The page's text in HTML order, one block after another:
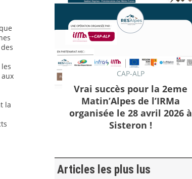
la
CAP-ALP
Vrai succès pour la 2eme
Matin’Alpes de l’IRMa
organisée le 28 avril 2026 à
Sisteron !
Articles les plus lus